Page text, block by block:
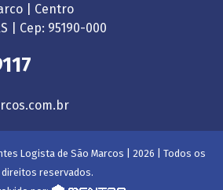
| Centro
| Cep: 95190-000
Logista de São Marcos | 2026 | Todos os
direitos reservados.